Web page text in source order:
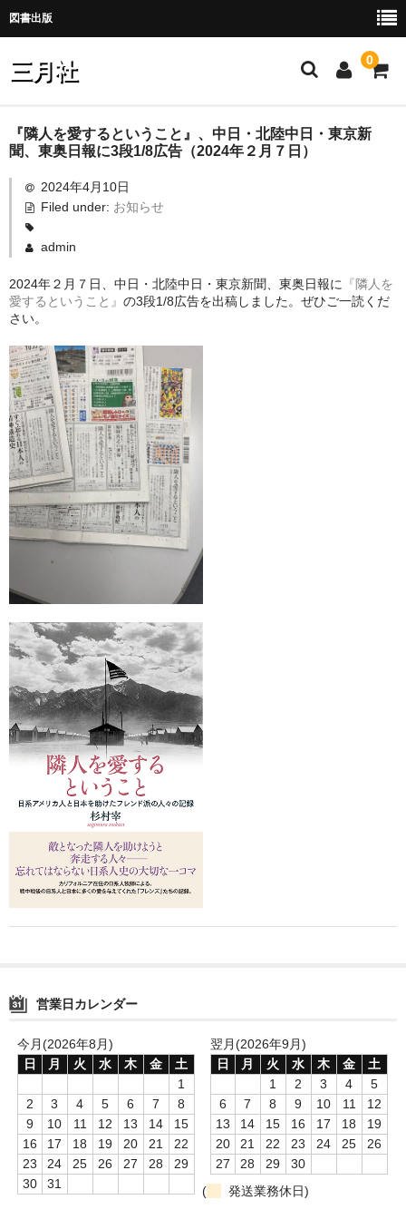
図書出版
三月社 0
ホーム
ご注文・お取引
カート
メンバー
会社案内
個人情報保護
訂正情報
出版一覧
あなたの本？
『隣人を愛するということ』、中日・北陸中日・東京新
聞、東奥日報に3段1/8広告（2024年２月７日）
2024年4月10日
Filed under: お知らせ
admin
2024年２月７日、中日・北陸中日・東京新聞、東奥日報に
『隣人を
愛するということ』 の3段1/8広告を出稿しました。ぜひご一読くだ
さい。
営業日カレンダー
今月(2026年8月)
日
月 火 水 木 金
土
1
2
3 4 5 6 7
8
9
10 11 12 13 14
15
16
17 18 19 20 21
22
23
24 25 26 27 28
29
30
31
翌月(2026年9月)
日
月 火 水 木 金
土
1
2 3 4
5
6
7 8 9 10 11
12
13
14 15 16 17 18
19
20
21 22 23 24 25
26
27
28 29
30
(
発送業務休日)